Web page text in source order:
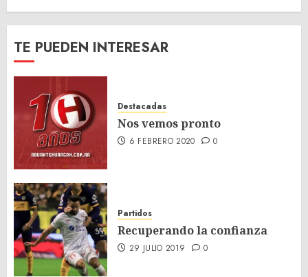
TE PUEDEN INTERESAR
Destacadas
Nos vemos pronto
6 FEBRERO 2020 0
Partidos
Recuperando la confianza
29 JULIO 2019 0